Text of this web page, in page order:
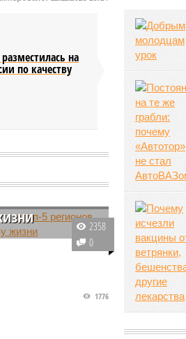
на
по качеству
в топ-5
в число 5
по
2358
0
1776